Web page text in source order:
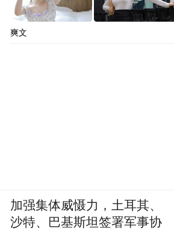
爽文
加强集体威慑力，土耳其、
沙特、巴基斯坦签署军事协